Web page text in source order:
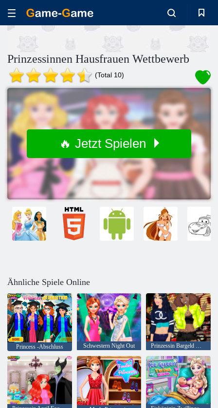
Prinzessinnen Hausfrauen Wettbewerb
(Total 10)
🔥 Jetzt Spielen
Ähnliche Spiele Online
Princess -Abschluss Schwestern Night Out Prinzessin Bargeld mich draußen